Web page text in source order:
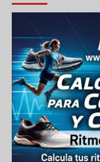
o
k
M
a
ps